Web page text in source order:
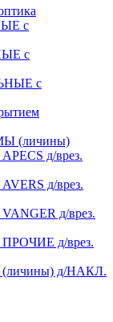
с
с
с
(личины)
д/врез.
д/врез.
д/врез.
ПРОЧИЕ д/врез.
(личины) д/НАКЛ.